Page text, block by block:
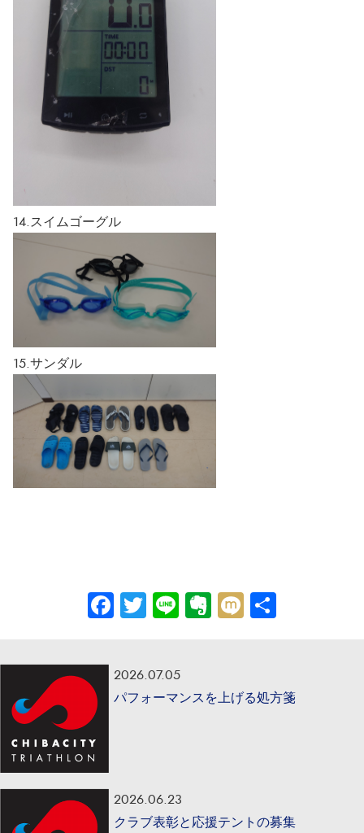
14.スイムゴーグル
15.サンダル
Facebook
Twitter
LineEvernote
Mixi
2026.07.05
パフォーマンスを上げる処方箋
2026.06.23
クラブ表彰と応援テントの募集